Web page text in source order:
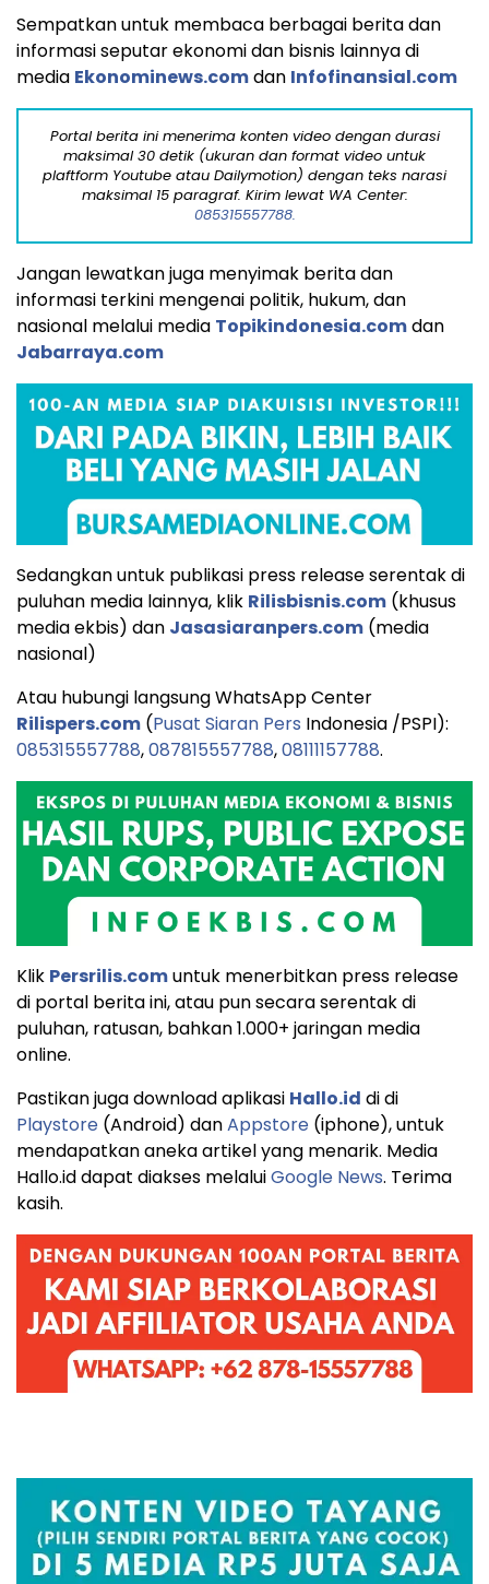
Sempatkan untuk membaca berbagai berita dan
informasi seputar ekonomi dan bisnis lainnya di
media Ekonominews.comdan Infofinansial.com
Portal berita ini menerima konten video dengan durasi
maksimal 30 detik (ukuran dan format video untuk
plaftform Youtube atau Dailymotion) dengan teks narasi
maksimal 15 paragraf. Kirim lewat WA Center:
085315557788.
Jangan lewatkan juga menyimak berita dan
informasi terkini mengenai politik, hukum, dan
nasional melalui media Topikindonesia.comdan
Jabarraya.com
Sedangkan untuk publikasi press release serentak di
puluhan media lainnya, klik Rilisbisnis.com (khusus
media ekbis) dan Jasasiaranpers.com (media
nasional)
Atau hubungi langsung WhatsApp Center
Rilispers.com (Pusat Siaran Pers Indonesia /PSPI):
085315557788,087815557788,08111157788.
Klik Persrilis.comuntuk menerbitkan press release
di portal berita ini, atau pun secara serentak di
puluhan, ratusan, bahkan 1.000+ jaringan media
online.
Pastikan juga download aplikasi Hallo.id di di
Playstore (Android) danAppstore (iphone), untuk
mendapatkan aneka artikel yang menarik. Media
Hallo.id dapat diakses melaluiGoogle News. Terima
kasih.